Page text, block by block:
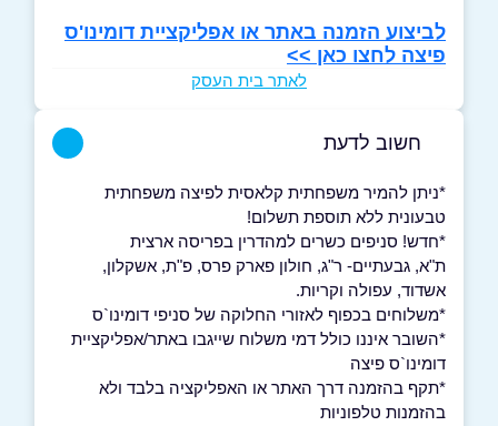
לביצוע הזמנה באתר או אפליקציית דומינו'ס
פיצה לחצו כאן >>
לאתר בית העסק
חשוב לדעת
*ניתן להמיר משפחתית קלאסית לפיצה משפחתית
טבעונית ללא תוספת תשלום!
*חדש! סניפים כשרים למהדרין בפריסה ארצית
ת"א, גבעתיים- ר"ג, חולון פארק פרס, פ"ת, אשקלון,
אשדוד, עפולה וקריות.
*משלוחים בכפוף לאזורי החלוקה של סניפי דומינו`ס
*השובר איננו כולל דמי משלוח שייגבו באתר/אפליקציית
דומינו`ס פיצה
*תקף בהזמנה דרך האתר או האפליקציה בלבד ולא
בהזמנות טלפוניות